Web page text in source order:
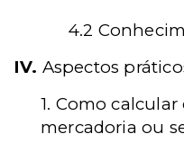
4.2
IV. Aspectos
1. Como
mercadoria ou